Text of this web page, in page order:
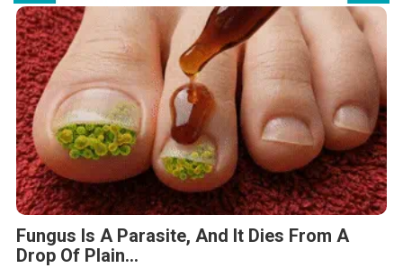
Fungus Is A Parasite, And It Dies From A
Drop Of Plain...